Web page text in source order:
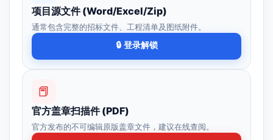
项目源文件 (Word/Excel/Zip)
通常包含完整的招标文件、工程清单及图纸附件。
🔒 登录解锁
📕
官方盖章扫描件 (PDF)
官方发布的不可编辑原版盖章文件，建议在线查阅。